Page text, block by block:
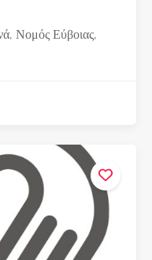
Νομός Εύβοιας,